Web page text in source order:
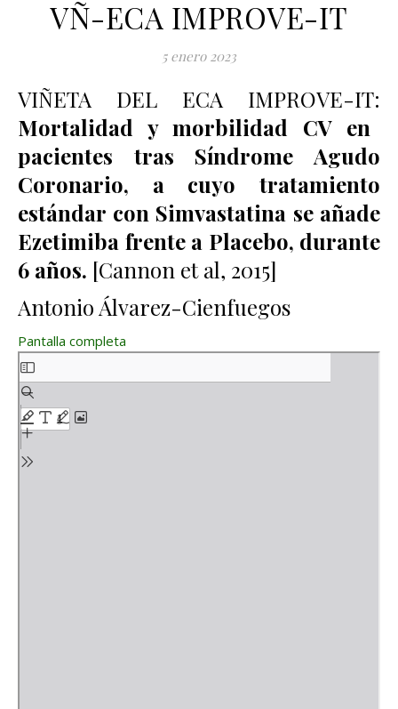
VÑ-ECA IMPROVE-IT
5 enero 2023
VIÑETA DEL ECA IMPROVE-IT:
Mortalidad y morbilidad CV en
pacientes tras Síndrome Agudo
Coronario, a cuyo tratamiento
estándar con Simvastatina se añade
Ezetimiba frente a Placebo, durante
6 años. [Cannon et al, 2015]
Antonio Álvarez-Cienfuegos
Pantalla completa
Saltar al contenido del PDF